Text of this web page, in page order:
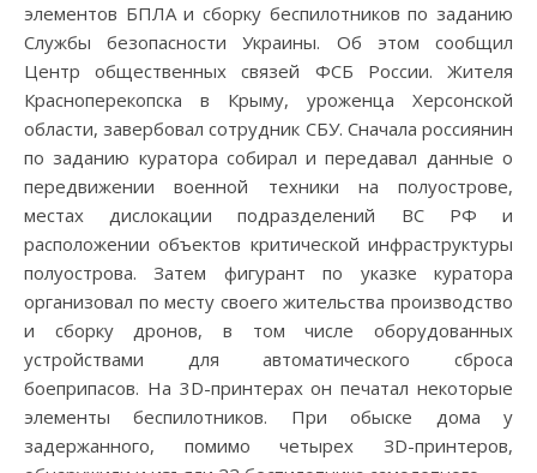
элементов БПЛА и сборку беспилотников по заданию
Службы безопасности Украины. Об этом сообщил
Центр общественных связей ФСБ России. Жителя
Красноперекопска в Крыму, уроженца Херсонской
области, завербовал сотрудник СБУ. Сначала россиянин
по заданию куратора собирал и передавал данные о
передвижении военной техники на полуострове,
местах дислокации подразделений ВС РФ и
расположении объектов критической инфраструктуры
полуострова. Затем фигурант по указке куратора
организовал по месту своего жительства производство
и сборку дронов, в том числе оборудованных
устройствами для автоматического сброса
боеприпасов. На 3D-принтерах он печатал некоторые
элементы беспилотников. При обыске дома у
задержанного, помимо четырех ЗD-принтеров,